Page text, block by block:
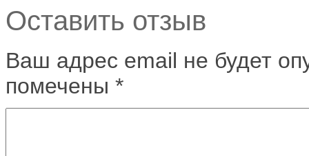
Оставить отзыв
Ваш адрес email не будет
помечены *